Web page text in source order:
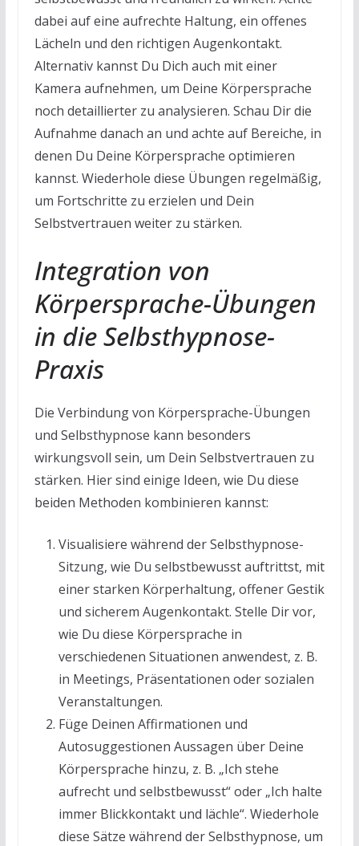
dabei auf eine aufrechte Haltung, ein offenes
Lächeln und den richtigen Augenkontakt.
Alternativ kannst Du Dich auch mit einer
Kamera aufnehmen, um Deine Körpersprache
noch detaillierter zu analysieren. Schau Dir die
Aufnahme danach an und achte auf Bereiche, in
denen Du Deine Körpersprache optimieren
kannst. Wiederhole diese Übungen regelmäßig,
um Fortschritte zu erzielen und Dein
Selbstvertrauen weiter zu stärken.
Integration von
Körpersprache-Übungen
in die Selbsthypnose-
Praxis
Die Verbindung von Körpersprache-Übungen
und Selbsthypnose kann besonders
wirkungsvoll sein, um Dein Selbstvertrauen zu
stärken. Hier sind einige Ideen, wie Du diese
beiden Methoden kombinieren kannst:
Visualisiere während der Selbsthypnose-
Sitzung, wie Du selbstbewusst auftrittst, mit
einer starken Körperhaltung, offener Gestik
und sicherem Augenkontakt. Stelle Dir vor,
wie Du diese Körpersprache in
verschiedenen Situationen anwendest, z. B.
in Meetings, Präsentationen oder sozialen
Veranstaltungen.
Füge Deinen Affirmationen und
Autosuggestionen Aussagen über Deine
Körpersprache hinzu, z. B. „Ich stehe
aufrecht und selbstbewusst“ oder „Ich halte
immer Blickkontakt und lächle“. Wiederhole
diese Sätze während der Selbsthypnose, um